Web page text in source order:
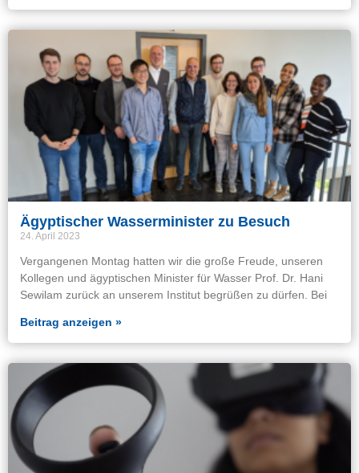
Ägyptischer Wasserminister zu Besuch
24. April 2023
Vergangenen Montag hatten wir die große Freude, unseren
Kollegen und ägyptischen Minister für Wasser Prof. Dr. Hani
Sewilam zurück an unserem Institut begrüßen zu dürfen. Bei
Beitrag anzeigen »